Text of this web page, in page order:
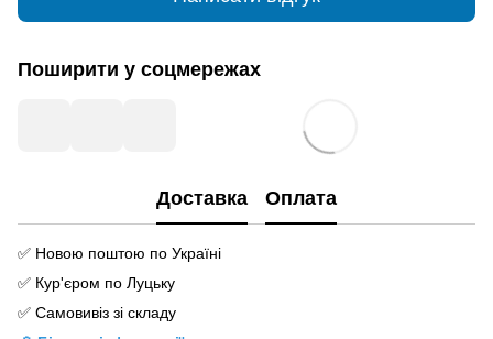
Поширити у соцмережах
Доставка Оплата
✅ Новою поштою по Україні
✅ Кур'єром по Луцьку
✅ Самовивіз зі складу